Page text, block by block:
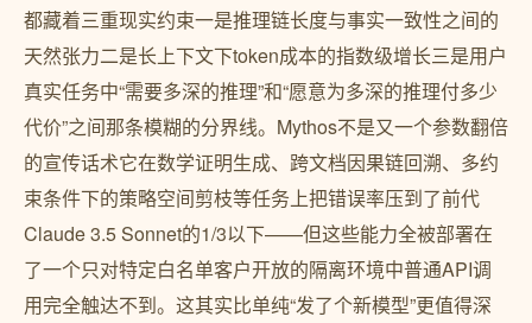
都藏着三重现实约束一是推理链长度与事实一致性之间的
天然张力二是长上下文下token成本的指数级增长三是用户
真实任务中“需要多深的推理”和“愿意为多深的推理付多少
代价”之间那条模糊的分界线。Mythos不是又一个参数翻倍
的宣传话术它在数学证明生成、跨文档因果链回溯、多约
束条件下的策略空间剪枝等任务上把错误率压到了前代
Claude 3.5 Sonnet的1/3以下——但这些能力全被部署在
了一个只对特定白名单客户开放的隔离环境中普通API调
用完全触达不到。这其实比单纯“发了个新模型”更值得深